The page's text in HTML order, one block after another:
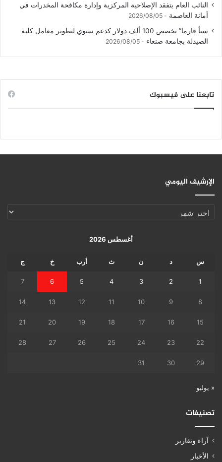
النائب العام يتفقد الإصلاحية المركزية وإدارة مكافحة المخدرات في
أمانة العاصمة
2026/08/05
سبأ فارما” تخصص 100 ألف دولار كدعم سنوي لتطوير معامل كلية
الصيدلة بجامعة صنعاء
2026/08/05
تابعنا على فيسبوك
الإرشيف اليومي
الإرشيف
أغسطس 2026
س د ن ث أرب خ ج
1
2
3
4
5
6
7
8
9
10
11
12
13
14
15
16
17
18
19
20
21
22
23
24
25
26
27
28
29
30
31
« يوليو
تصنيفات
آراء وتقارير
الأخبار